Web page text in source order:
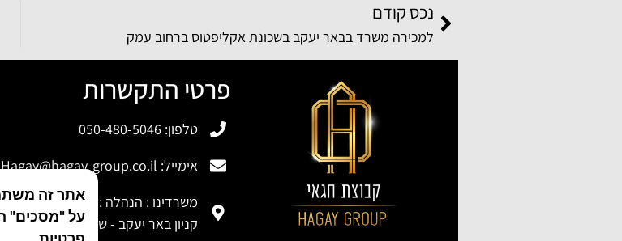
נכס קודם
למכירה משרד בבאר יעקב בשכונת אקליפטוס ברחוב עמק
פרטי התקשרות
טלפון: 050-480-5046
אימייל: group.co.il
משרדינו : הנהלה : משה לוי 12 רמלה
קניון באר יעקב - שא נס 17 באר יעקב
אתר זה
על "מסכים"